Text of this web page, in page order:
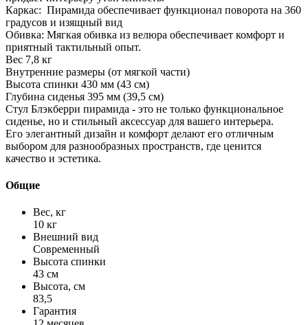
Каркас: Пирамида обеспечивает функционал поворота на 360
градусов и изящный вид
Обивка: Мягкая обивка из велюра обеспечивает комфорт и
приятный тактильный опыт.
Вес 7,8 кг
Внутренние размеры (от мягкой части)
Высота спинки 430 мм (43 см)
Глубина сиденья 395 мм (39,5 см)
Стул Блэкберри пирамида - это не только функциональное
сиденье, но и стильный аксессуар для вашего интерьера.
Его элегантный дизайн и комфорт делают его отличным
выбором для разнообразных пространств, где ценится
качество и эстетика.
Общие
Вес, кг
10 кг
Внешний вид
Современный
Высота спинки
43 см
Высота, см
83,5
Гарантия